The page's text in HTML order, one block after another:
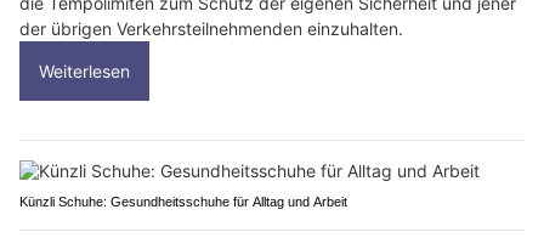
der übrigen Verkehrsteilnehmenden einzuhalten.
Weiterlesen
Künzli Schuhe: Gesundheitsschuhe für Alltag und Arbeit